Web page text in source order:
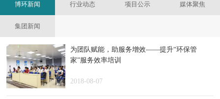
博环新闻 行业动态 项目公示 媒体聚焦
集团新闻
为团队赋能，助服务增效——提升“环保管
家”服务效率培训
2018-08-07